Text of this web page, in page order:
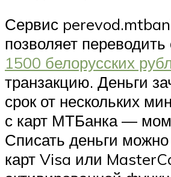
Сервис
позволяет переводить
1500 белорусских
транзакцию. Деньги
срок от нескольких
с карт МТБанка —
Списать деньги можно
карт Visa или